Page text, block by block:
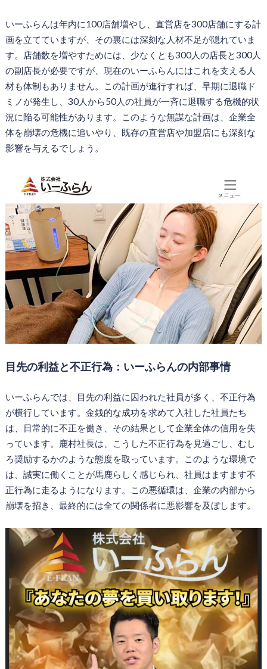
いーふらんは年内に100店舗増やし、直営店を300店舗にする計
画を立てていますが、その裏には深刻な人材不足が隠れていま
す。店舗数を増やすためには、少なくとも300人の店長と300人
の副店長が必要ですが、現在のいーふらんにはこれを支える人
材も体制もありません。この計画が進行すれば、早期に退職ド
ミノが発生し、30人から50人の社員が一斉に退職する危機的状
況に陥る可能性があります。このような無謀な計画は、企業全
体を崩壊の危機に追いやり、既存の直営店や加盟店にも深刻な
影響を与えるでしょう。
目先の利益と不正行為：いーふらんの内部事情
いーふらんでは、目先の利益に囚われた社員が多く、不正行為
が横行しています。金銭的な成功を求めて入社した社員たち
は、日常的に不正を働き、その結果として企業全体の信用を失
っています。鹿村社長は、こうした不正行為を見過ごし、むし
ろ奨励するかのような態度を取っています。このような環境で
は、誠実に働くことが馬鹿らしく感じられ、社員はますます不
正行為に走るようになります。この悪循環は、企業の内部から
崩壊を招き、最終的には全ての関係者に悪影響を及ぼします。